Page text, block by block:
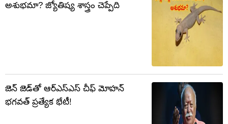
అశుభమా? జ్యోతిష్య శాస్త్రం చెప్పేది
జెన్ జెడ్‌తో ఆర్‌ఎస్‌ఎస్ చీఫ్ మోహన్
భగవత్ ప్రత్యేక భేటీ!